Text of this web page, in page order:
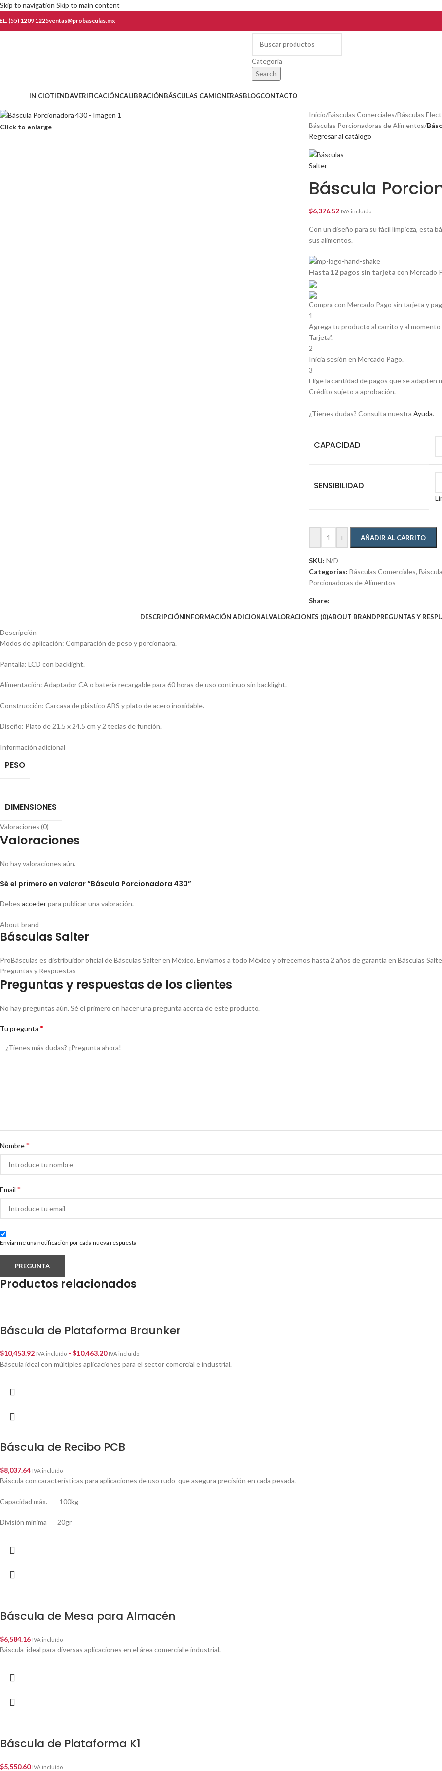
Skip to navigation Skip to main content
(55) 1209 1225ventas@probasculas.mx
Categoría
Search
INICIOTIENDAVERIFICACIÓNCALIBRACIÓNBÁSCULAS CAMIONERASBLOGCONTACTO
Click to enlarge
Inicio/Básculas Comerciales/Básculas
Básculas Porcionadoras de Alimentos/
Regresar al catálogo
Báscula
$6,376.52 IVA incluído
Con un diseño para su fácil limpieza, esta
sus alimentos.
Hasta 12 pagos sin tarjeta con Mercado
Compra con Mercado Pago sin tarjeta y
1
Agrega tu producto al carrito y al momento
Tarjeta”.
2
Inicia sesión en Mercado Pago.
3
Elige la cantidad de pagos que se adapten
Crédito sujeto a aprobación.
¿Tienes dudas? Consulta nuestra Ayuda.
CAPACIDAD
SENSIBILIDAD
- + AÑADIR AL CARRITO
SKU: N/D
Categorías: Básculas Comerciales,
Porcionadoras de Alimentos
Share:
DESCRIPCIÓNINFORMACIÓN ADICIONALVALORACIONES (0)ABOUT BRANDPREGUNTAS Y
Descripción
Modos de aplicación: Comparación de peso y porcionaora.
Pantalla: LCD con backlight.
Alimentación: Adaptador CA o batería recargable para 60 horas de uso continuo sin backlight.
Construcción: Carcasa de plástico ABS y plato de acero inoxidable.
Diseño: Plato de 21.5 x 24.5 cm y 2 teclas de función.
Información adicional
PESO
DIMENSIONES
Valoraciones (0)
Valoraciones
No hay valoraciones aún.
Sé el primero en valorar “Báscula Porcionadora 430”
Debes accederpara publicar una valoración.
About brand
Básculas Salter
ProBásculas es distribuidor oficial de Básculas Salter en México. Enviamos a todo México y ofrecemos hasta 2 años de garantía en Básculas
Preguntas y Respuestas
Preguntas y respuestas de los clientes
No hay preguntas aún. Sé el primero en hacer una pregunta acerca de este producto.
Tu pregunta *
Nombre*
Email *
Enviarme una notificación por cada nueva respuesta
Productos relacionados
Báscula de Plataforma Braunker
$10,453.92 IVA incluído - $10,463.20 IVA incluído
Báscula ideal con múltiples aplicaciones para el sector comercial e industrial.
Báscula de Recibo PCB
$8,037.64 IVA incluído
Báscula con características para aplicaciones de uso rudo que asegura precisión en cada pesada.
Capacidad máx. 100kg
División mínima 20gr
Báscula de Mesa para Almacén
$6,584.16 IVA incluído
Báscula ideal para diversas aplicaciones en el área comercial e industrial.
Báscula de Plataforma K1
$5,550.60 IVA incluído